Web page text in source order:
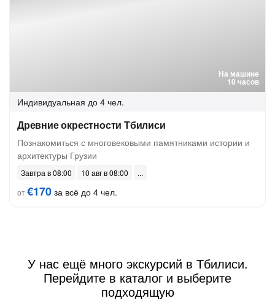
На машине
10 часов
Индивидуальная до 4 чел.
Древние окрестности Тбилиси
Познакомиться с многовековыми памятниками истории и
архитектуры Грузии
Завтра в 08:00
10 авг в 08:00
от€170 за всё до 4 чел.
У нас ещё много экскурсий в Тбилиси.
Перейдите в каталог и выберите
подходящую